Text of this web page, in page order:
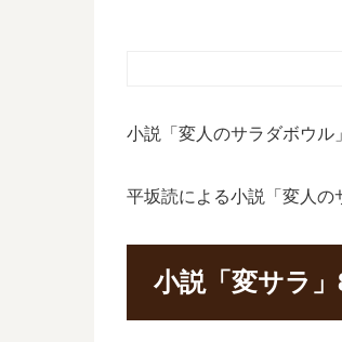
小説「変人のサラダボウル
平坂読による小説「変人の
小説「変サラ